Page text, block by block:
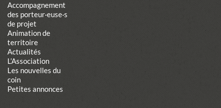
Accompagnement
des porteur·euse·s
de projet
Animation de
territoire
Actualités
L’Association
Les nouvelles du
coin
Petites annonces